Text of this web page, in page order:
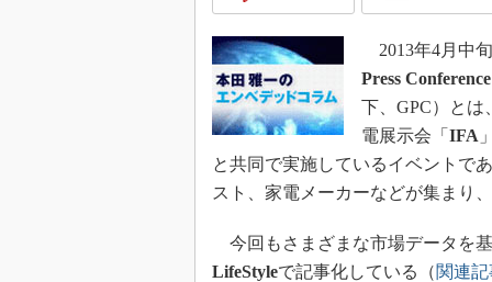
2013年4月中
Press
下、GPC）と
電展示会「 IFA
と共同で実施しているイベントで
スト、家電メーカーなどが集まり
今回もさまざまな市場データを
LifeStyleで記事化している（関連記